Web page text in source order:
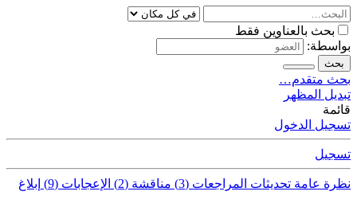
بحث بالعناوين فقط
بواسطة:
بحث
بحث متقدم…
تبديل المظهر
قائمة
تسجيل الدخول
تسجيل
نظرة عامة تحديثات المراجعات (3) مناقشة (2) الإعجابات (9) إبلاغ